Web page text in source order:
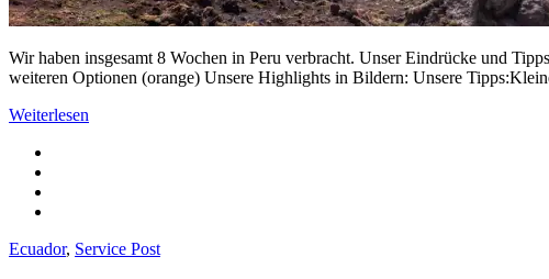
Wir haben insgesamt 8 Wochen in Peru verbracht. Unser Eindrücke und
weiteren Optionen (orange) Unsere Highlights in Bildern: Unsere
Weiterlesen
Ecuador, Service Post